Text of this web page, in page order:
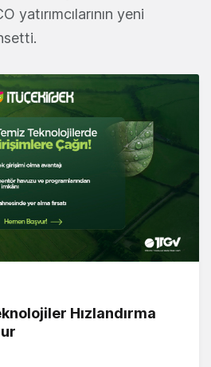
yatırımcılarının yeni
Hızlandırma